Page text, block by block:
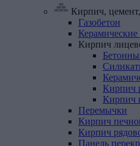
Кирпич,
Газобетон
Керамические
Кирпич
Кирпич
Кирпич
Перемычки
Кирпич
Кирпич
Панель